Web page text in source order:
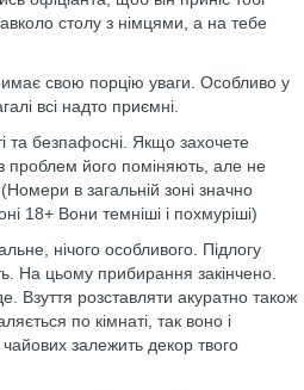
столу з німцями, а на тебе
свою порцію уваги. Особливо у
всі надто приємні.
та безпафосні. Якщо захочете
проблем його поміняють, але не
в загальній зоні значно
18+ Вони темніші і похмуріші)
нічого особливого. Підлогу
На цьому прибирання закінчено.
Взуття розставляти акуратно також
по кімнаті, так воно і
чайових залежить декор твого